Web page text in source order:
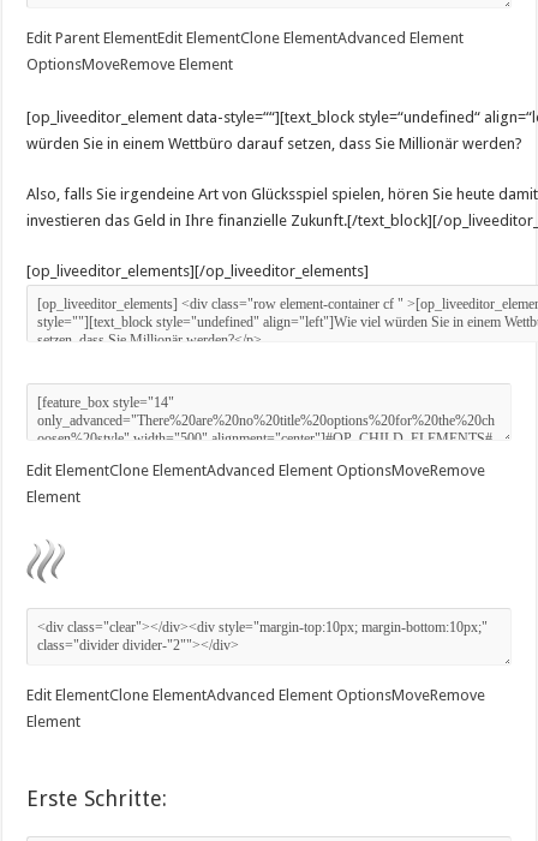
Edit Parent ElementEdit ElementClone ElementAdvanced Element
OptionsMoveRemove Element
[op_liveeditor_element data-style=““][text_block style=“undefined“
würden Sie in einem Wettbüro darauf setzen, dass Sie Millionär werden?
Also, falls Sie irgendeine Art von Glücksspiel spielen, hören Sie heute
investieren das Geld in Ihre finanzielle Zukunft.[/text_block][/
[op_liveeditor_elements][/op_liveeditor_elements]
Edit ElementClone ElementAdvanced Element OptionsMoveRemove
Element
Edit ElementClone ElementAdvanced Element OptionsMoveRemove
Element
Erste Schritte: